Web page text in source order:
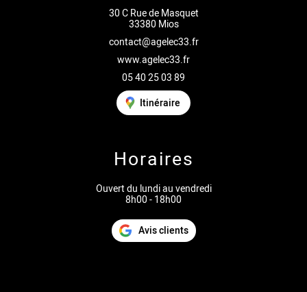
30 C Rue de Masquet
33380 Mios
contact@agelec33.fr
www.agelec33.fr
05 40 25 03 89
Itinéraire
Horaires
Ouvert du lundi au vendredi
8h00 - 18h00
Avis clients